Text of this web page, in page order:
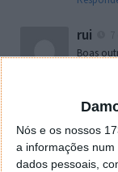
Nós e os nossos
a informações
dados pessoais,
rui
Boas
o
de
tentei
firefox